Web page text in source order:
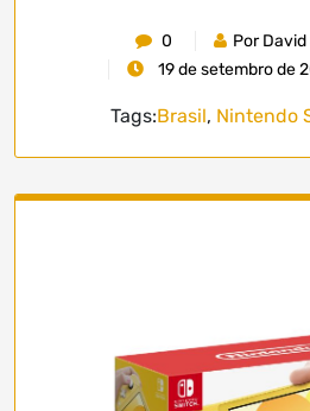
0
Por
19 de setembro de
Tags:Brasil, Nintendo